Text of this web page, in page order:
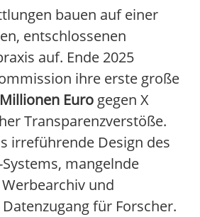
bauen auf einer
entschlossenen
auf. Ende 2025
ihre erste große
Euro gegen X
Transparenzverstöße.
irreführende Design des
Systems, mangelnde
und
für Forscher.